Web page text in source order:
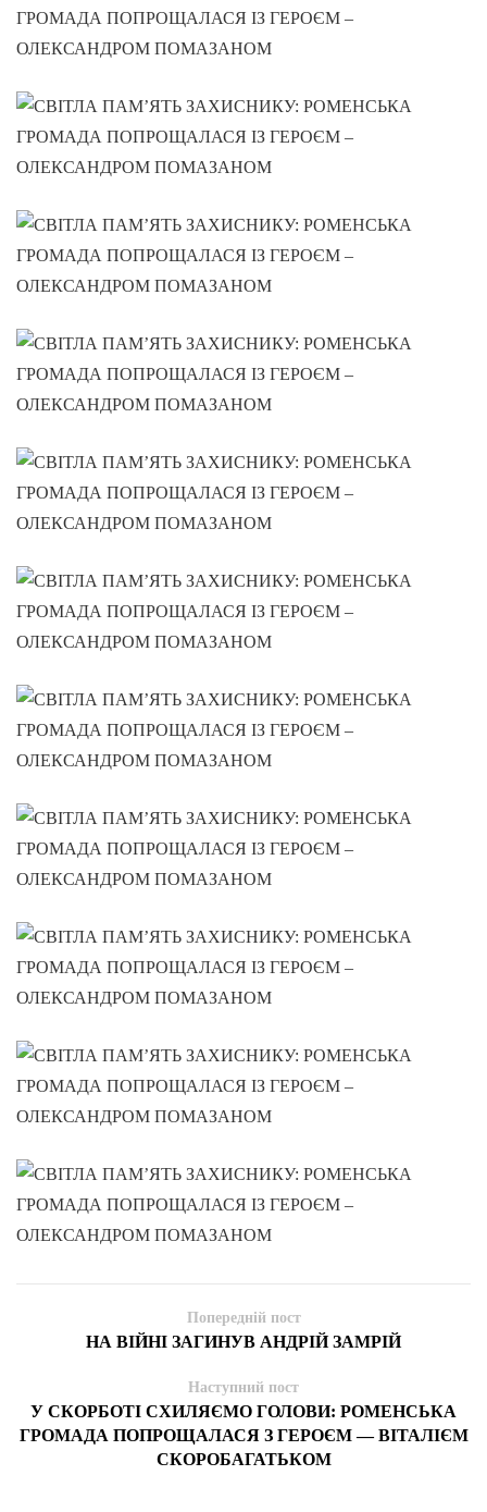
Попередній пост
НА ВІЙНІ ЗАГИНУВ АНДРІЙ ЗАМРІЙ
Наступний пост
У СКОРБОТІ СХИЛЯЄМО ГОЛОВИ: РОМЕНСЬКА
ГРОМАДА ПОПРОЩАЛАСЯ З ГЕРОЄМ — ВІТАЛІЄМ
СКОРОБАГАТЬКОМ